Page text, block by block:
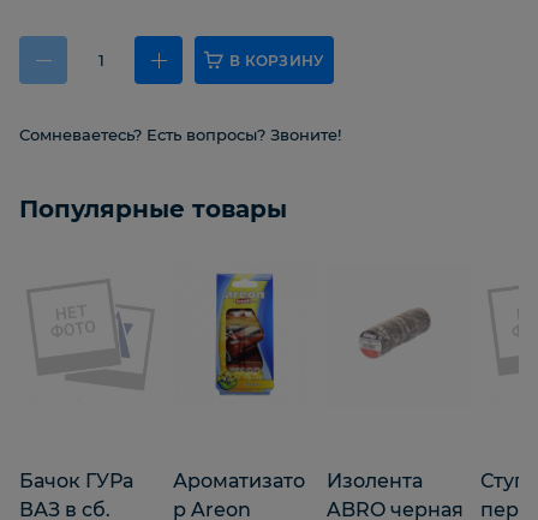
В КОРЗИНУ
Сомневаетесь? Есть вопросы? Звоните!
Популярные товары
Бачок ГУРа
ВАЗ в сб.
Ароматизато
р Areon
Изолента
ABRO черная